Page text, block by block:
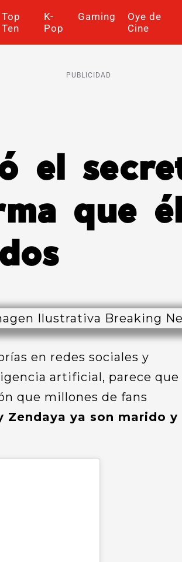
Top
Ten
K-
Pop
Gaming
Oye de
Cine
PUBLICIDAD
el
que
en redes sociales y
artificial, parece que
que millones de fans
Zendaya ya son marido y